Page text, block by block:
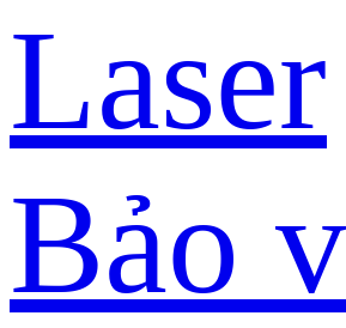
Laser
Bảo